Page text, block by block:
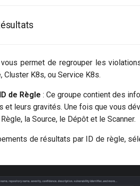
vous permet de regrouper les
Cluster K8s, ou Service K8s.
de Règle : Ce groupe contient des
et leurs gravités. Une fois que vous
la Source, le Dépôt et le Scanner.
de résultats par ID de règle,